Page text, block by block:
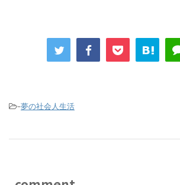
-夢の社会人生活